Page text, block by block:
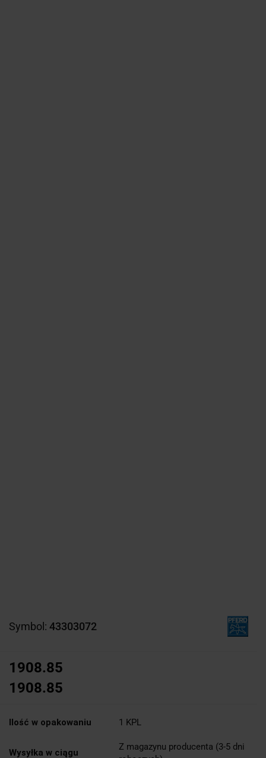
Symbol: 43303072
1908.85
1908.85
Ilość w opakowaniu 1 KPL
Wysyłka w ciągu
Z magazynu producenta (3-5 dni